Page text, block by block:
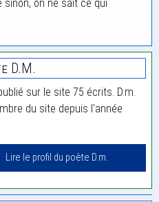
sinon, on ne sait ce qui
D.m.
sur le site 75 écrits. D.m.
du site depuis l'année
Lire le profil du poète D.m.